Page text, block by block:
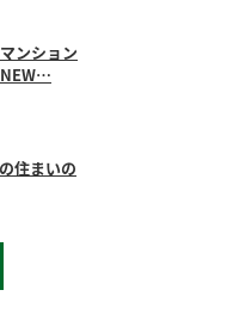
マンション
住まいの